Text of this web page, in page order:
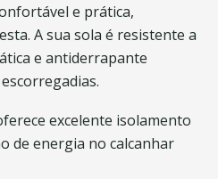
e prática,
A sua sola é resistente a
e antiderrapante
excelente isolamento
de energia no calcanhar